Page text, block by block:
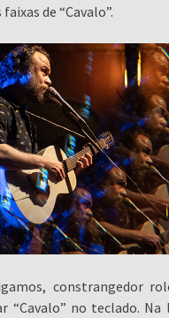
de “Cavalo”.
constrangedor
“Cavalo” no teclado.